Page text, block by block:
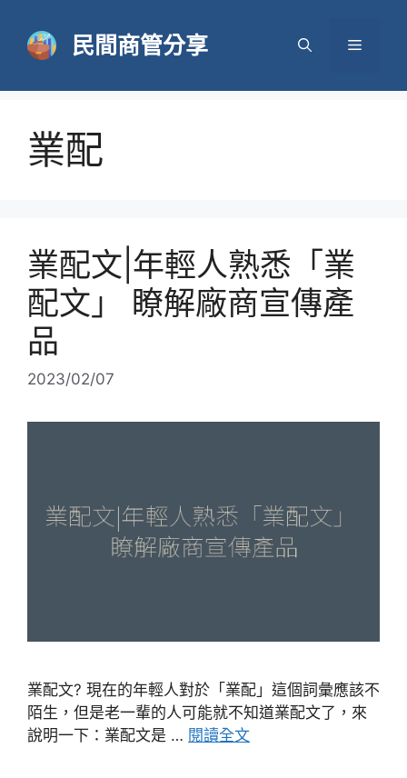
民間商管分享 選
業配
業配文|年輕人熟悉「業
配文」 瞭解廠商宣傳產
品
2023/02/07
業配文? 現在的年輕人對於「業配」這個詞彙應該不
陌生，但是老一輩的人可能就不知道業配文了，來
說明一下：業配文是 … 閱讀全文